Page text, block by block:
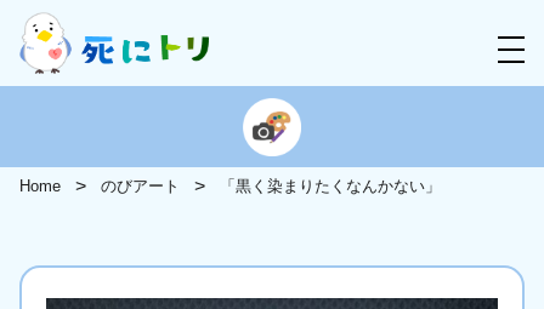
Home のびアート 「黒く染まりたくなんかない」